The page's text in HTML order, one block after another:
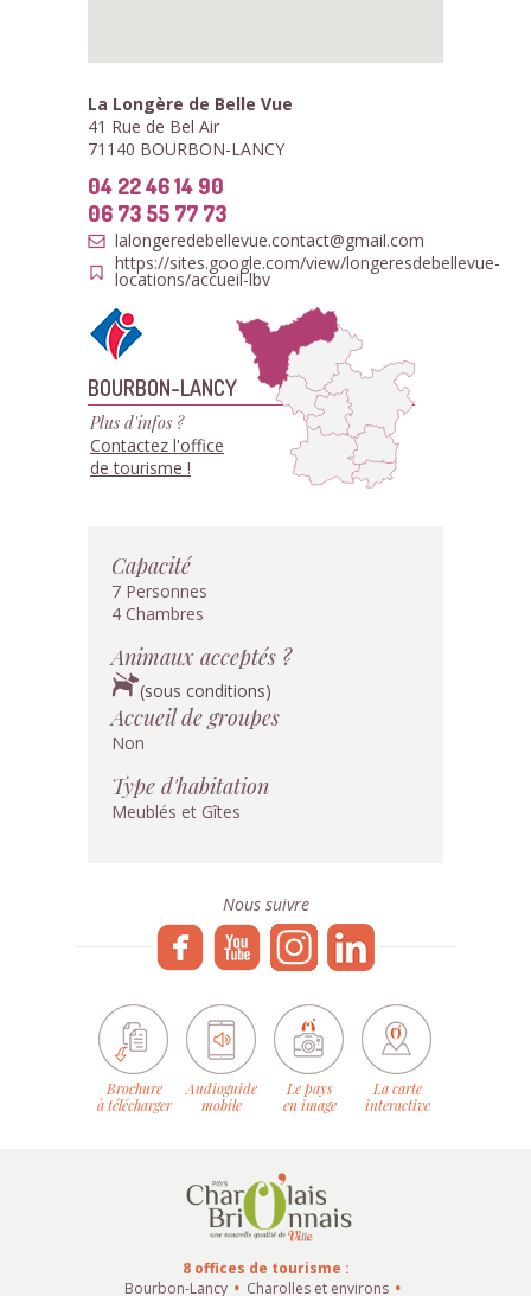
La Longère de Belle Vue
41 Rue de Bel Air
71140 BOURBON-LANCY
04 22 46 14 90
06 73 55 77 73
lalongeredebellevue.contact@gmail.com
https://sites.google.com/view/longeresdebellevue-
locations/accueil-lbv
BOURBON-LANCY
Plus d'infos ?
Contactez l'office
de tourisme !
Capacité
7 Personnes
4 Chambres
Animaux acceptés ?
(sous conditions)
Accueil de groupes
Non
Type d'habitation
Meublés et Gîtes
Nous suivre
Brochure
à télécharger
Audioguide
mobile
Le pays
en image
La carte
interactive
8 offices de tourisme :
Bourbon-Lancy
Charolles et environs